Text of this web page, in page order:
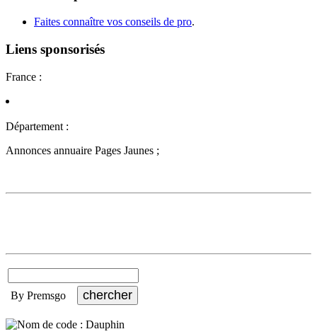
Faites connaître vos conseils de pro.
Liens sponsorisés
France :
Département :
Annonces annuaire Pages Jaunes ;
By Premsgo